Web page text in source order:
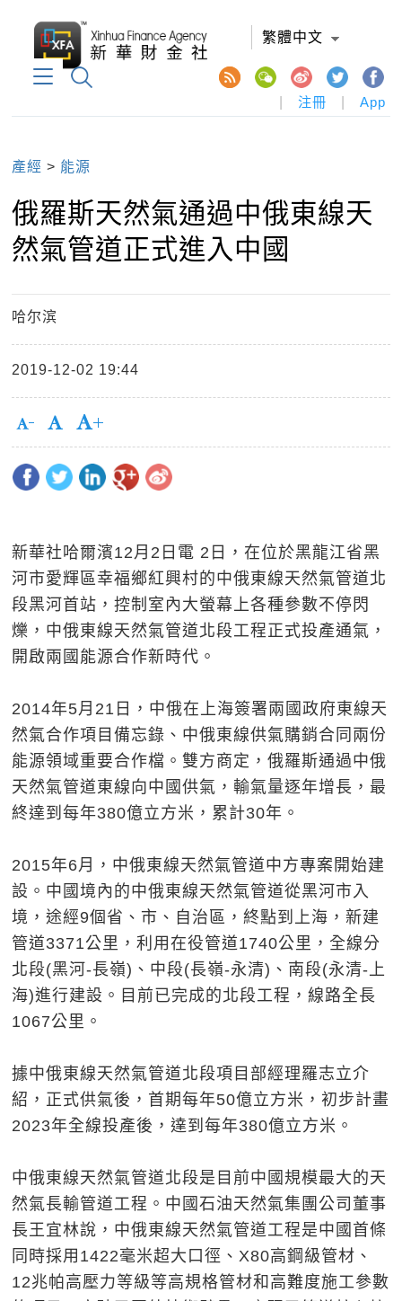
繁體中文
注冊 App
產經 > 能源
俄羅斯天然氣通過中俄東線天
然氣管道正式進入中國
哈尔滨
2019-12-02 19:44
新華社哈爾濱12月2日電 2日，在位於黑龍江省黑
河市愛輝區幸福鄉紅興村的中俄東線天然氣管道北
段黑河首站，控制室內大螢幕上各種參數不停閃
爍，中俄東線天然氣管道北段工程正式投產通氣，
開啟兩國能源合作新時代。
2014年5月21日，中俄在上海簽署兩國政府東線天
然氣合作項目備忘錄、中俄東線供氣購銷合同兩份
能源領域重要合作檔。雙方商定，俄羅斯通過中俄
天然氣管道東線向中國供氣，輸氣量逐年增長，最
終達到每年380億立方米，累計30年。
2015年6月，中俄東線天然氣管道中方專案開始建
設。中國境內的中俄東線天然氣管道從黑河市入
境，途經9個省、市、自治區，終點到上海，新建
管道3371公里，利用在役管道1740公里，全線分
北段(黑河-長嶺)、中段(長嶺-永清)、南段(永清-上
海)進行建設。目前已完成的北段工程，線路全長
1067公里。
據中俄東線天然氣管道北段項目部經理羅志立介
紹，正式供氣後，首期每年50億立方米，初步計畫
2023年全線投產後，達到每年380億立方米。
中俄東線天然氣管道北段是目前中國規模最大的天
然氣長輸管道工程。中國石油天然氣集團公司董事
長王宜林說，中俄東線天然氣管道工程是中國首條
同時採用1422毫米超大口徑、X80高鋼級管材、
12兆帕高壓力等級等高規格管材和高難度施工參數